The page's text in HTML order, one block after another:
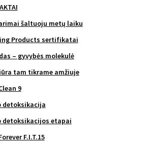
šaltuoju metų laiku
Products sertifikatai
– gyvybės molekulė
tam tikrame amžiuje
9
detoksikacija
detoksikacijos etapai
F.I.T.15